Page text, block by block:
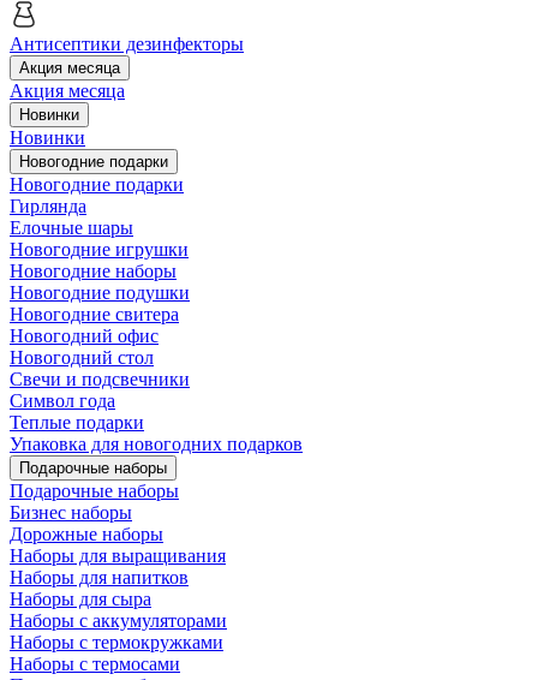
Антисептики дезинфекторы
Акция месяца
Акция месяца
Новинки
Новинки
Новогодние подарки
Новогодние подарки
Гирлянда
Елочные шары
Новогодние игрушки
Новогодние наборы
Новогодние подушки
Новогодние свитера
Новогодний офис
Новогодний стол
Свечи и подсвечники
Символ года
Теплые подарки
Упаковка для новогодних подарков
Подарочные наборы
Подарочные наборы
Бизнес наборы
Дорожные наборы
Наборы для выращивания
Наборы для напитков
Наборы для сыра
Наборы с аккумуляторами
Наборы с термокружками
Наборы с термосами